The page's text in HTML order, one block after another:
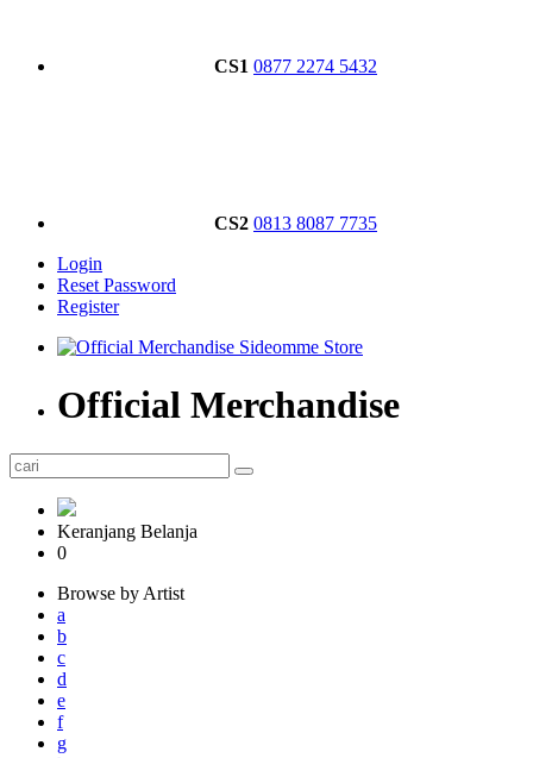
CS1 0877 2274 5432
CS2 0813 8087 7735
Login
Reset Password
Register
Official Merchandise
Keranjang Belanja
0
Browse by Artist
a
b
c
d
e
f
g